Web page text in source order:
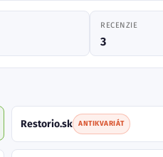
RECENZIE
3
Restorio.sk ANTIKVARIÁT